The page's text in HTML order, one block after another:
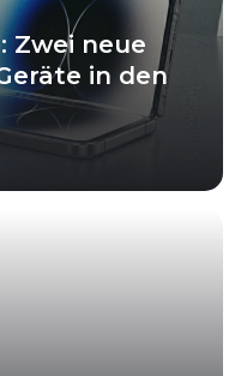
Zwei neue
in den